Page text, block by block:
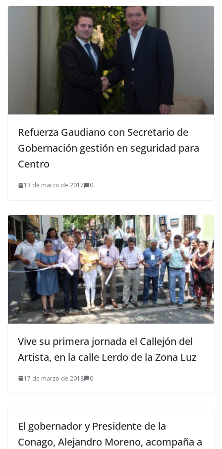
Refuerza Gaudiano con Secretario de
Gobernación gestión en seguridad para
Centro
13 de marzo de 2017 0
Vive su primera jornada el Callejón del
Artista, en la calle Lerdo de la Zona Luz
17 de marzo de 2018 0
El gobernador y Presidente de la
Conago, Alejandro Moreno, acompaña a